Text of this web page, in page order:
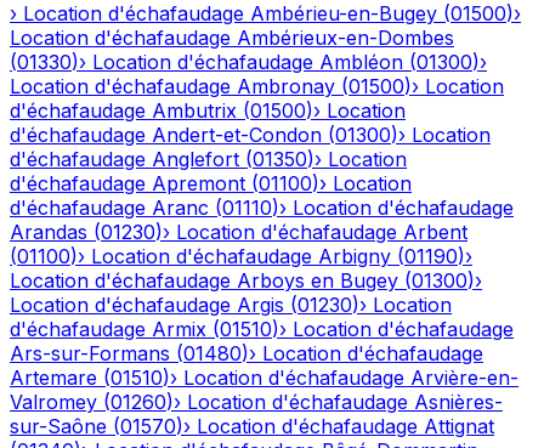
› Location d'échafaudage Ambérieu-en-Bugey (01500)›
Location d'échafaudage Ambérieux-en-Dombes
(01330)› Location d'échafaudage Ambléon (01300)›
Location d'échafaudage Ambronay (01500)› Location
d'échafaudage Ambutrix (01500)› Location
d'échafaudage Andert-et-Condon (01300)› Location
d'échafaudage Anglefort (01350)› Location
d'échafaudage Apremont (01100)› Location
d'échafaudage Aranc (01110)› Location d'échafaudage
Arandas (01230)› Location d'échafaudage Arbent
(01100)› Location d'échafaudage Arbigny (01190)›
Location d'échafaudage Arboys en Bugey (01300)›
Location d'échafaudage Argis (01230)› Location
d'échafaudage Armix (01510)› Location d'échafaudage
Ars-sur-Formans (01480)› Location d'échafaudage
Artemare (01510)› Location d'échafaudage Arvière-en-
Valromey (01260)› Location d'échafaudage Asnières-
sur-Saône (01570)› Location d'échafaudage Attignat